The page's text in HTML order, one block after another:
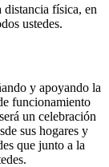
distancia física, en
ustedes.
y apoyando la
funcionamiento
un celebración
sus hogares y
que junto a la